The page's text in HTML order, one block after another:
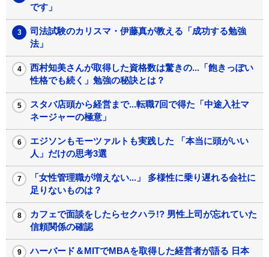
です」
司法試験のカリスマ・伊藤真が教える「成功する勉強
法」
西村知美さんが取得した資格数は驚きの...「飽きっぽい
性格でも続く」勉強の秘訣とは？
スタバ店頭から経営まで...転職7回で得た「中途入社マ
ネージャーの極意」
エジソンもモーツァルトも実践した 「本当に頭がいい
人」だけの思考3選
「女性管理職が増えない...」 多様性に乗り遅れる会社に
足りないものは？
カフェで面談をしたらセクハラ!? 男性上司が忘れていた
信頼関係の確認
ハーバード＆MITでMBAを取得した経営者が語る 日本